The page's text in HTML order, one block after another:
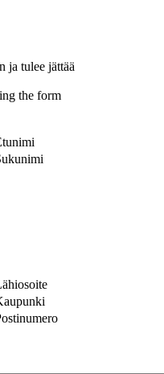
ja tulee jättää
the form